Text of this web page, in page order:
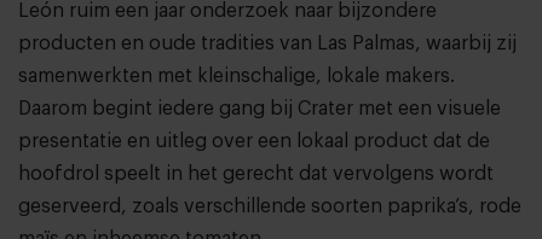
León ruim een jaar onderzoek naar bijzondere
producten en oude tradities van Las Palmas, waarbij zij
samenwerkten met kleinschalige, lokale makers.
Daarom begint iedere gang bij Crater met een visuele
presentatie en uitleg over een lokaal product dat de
hoofdrol speelt in het gerecht dat vervolgens wordt
geserveerd, zoals verschillende soorten paprika’s, rode